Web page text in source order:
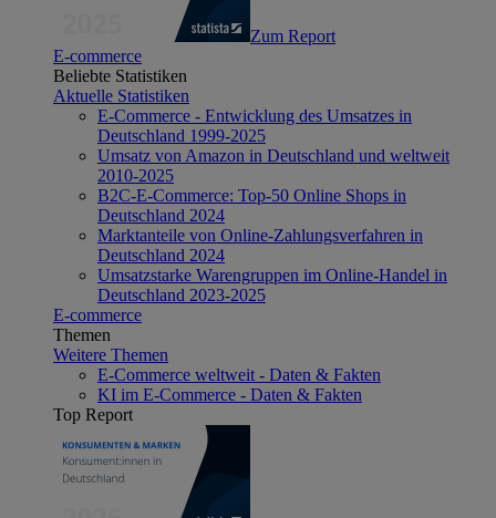
Zum Report
E-commerce
Beliebte Statistiken
Aktuelle Statistiken
E-Commerce - Entwicklung des Umsatzes in
Deutschland 1999-2025
Umsatz von Amazon in Deutschland und weltweit
2010-2025
B2C-E-Commerce: Top-50 Online Shops in
Deutschland 2024
Marktanteile von Online-Zahlungsverfahren in
Deutschland 2024
Umsatzstarke Warengruppen im Online-Handel in
Deutschland 2023-2025
E-commerce
Themen
Weitere Themen
E-Commerce weltweit - Daten & Fakten
KI im E-Commerce - Daten & Fakten
Top Report